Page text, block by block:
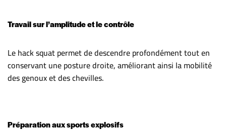
Travail sur l’amplitude et le contrôle
Le hack squat permet de descendre profondément tout en
conservant une posture droite, améliorant ainsi la mobilité
des genoux et des chevilles.
Préparation aux sports explosifs